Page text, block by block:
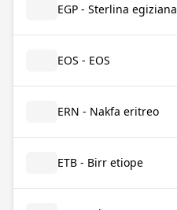
EGP - Sterlina egiziana
EOS - EOS
ERN - Nakfa eritreo
ETB - Birr etiope